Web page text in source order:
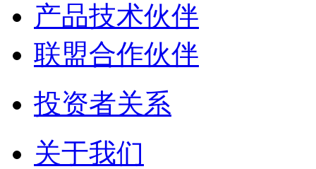
产品技术伙伴
联盟合作伙伴
投资者关系
关于我们